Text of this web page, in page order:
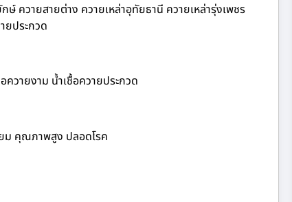
ควายสายต่าง ควายเหล่าอุทัยธานี ควายเหล่ารุ่งเพชร
ยประกวด
วายงาม น้ำเชื้อควายประกวด
ม คุณภาพสูง ปลอดโรค